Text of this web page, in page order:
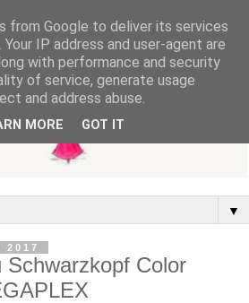
▼
Schwarzkopf Color
from Google to deliver its services
IP address and user-agent are
with performance and security
of service, generate usage
and address abuse.
MORE GOT IT